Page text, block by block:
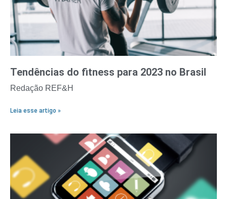
Tendências do fitness para 2023 no Brasil
Redação REF&H
Leia esse artigo »